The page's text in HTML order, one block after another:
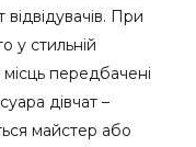
При
у стильній
передбачені
дівчат –
майстер або